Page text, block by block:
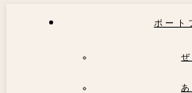
ポート